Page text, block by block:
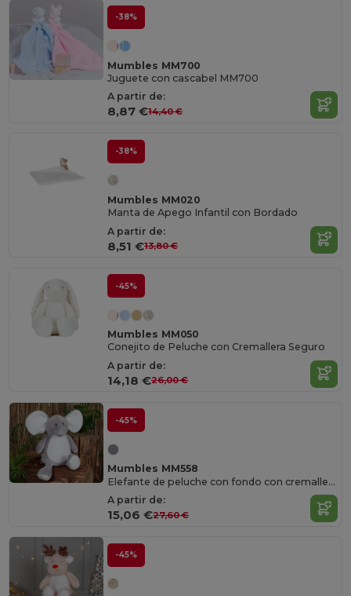
-38%
Mumbles MM700
Juguete con cascabel MM700
A partir de:
8,87 €14,40 €
-38%
Mumbles MM020
Manta de Apego Infantil con Bordado
A partir de:
8,51 €13,80 €
-45%
Mumbles MM050
Conejito de Peluche con Cremallera Seguro
A partir de:
14,18 €26,00 €
-45%
Mumbles MM558
Elefante de peluche con fondo con cremallera
A partir de:
15,06 €27,60 €
-45%